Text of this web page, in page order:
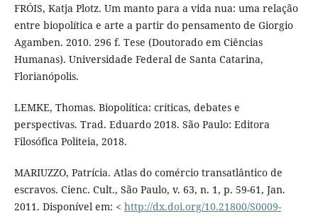
FRÓIS, Katja Plotz. Um manto para a vida nua: uma relação
entre biopolítica e arte a partir do pensamento de Giorgio
Agamben. 2010. 296 f. Tese (Doutorado em Ciências
Humanas). Universidade Federal de Santa Catarina,
Florianópolis.
LEMKE, Thomas. Biopolítica: críticas, debates e
perspectivas. Trad. Eduardo 2018. São Paulo: Editora
Filosófica Politeia, 2018.
MARIUZZO, Patrícia. Atlas do comércio transatlântico de
escravos. Cienc. Cult., São Paulo, v. 63, n. 1, p. 59-61, Jan.
2011. Disponível em: < http://dx.doi.org/10.21800/S0009-